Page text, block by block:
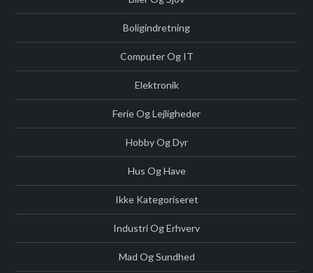
Boligindretning
Computer Og IT
Elektronik
Ferie Og Lejligheder
Hobby Og Dyr
Hus Og Have
Ikke Kategoriseret
Industri Og Erhverv
Mad Og Sundhed